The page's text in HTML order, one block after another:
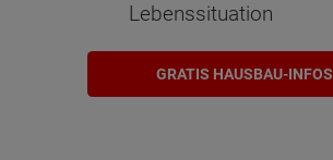
Lebenssituation
GRATIS HAUSBAU-INFOS